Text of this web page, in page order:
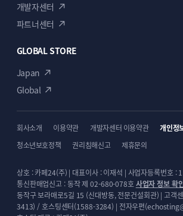
개발자센터
파트너센터
GLOBAL STORE
Japan
Global
회사소개 이용약관 개발자센터 이용약관
개인정
청소년보호정책
권리침해신고 제휴문의
상호 : 카페24(주) | 대표이사 : 이재석 | 사업자등록번호
통신판매업신고 : 동작 제 02-680-078호사업자 정보 확
동작구 보라매로5길 15 (신대방동, 전문건설회관) | 고객
3413) / 호스팅센터(1588-3284) | 전자우편